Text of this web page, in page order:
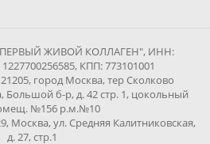
ЖИВОЙ КОЛЛАГЕН", ИНН:
КПП: 773101001
город Москва, тер Сколково
б-р, д. 42 стр. 1, цокольный
№156 р.м.№10
Москва, ул. Средняя Калитниковская,
д. 27, стр.1